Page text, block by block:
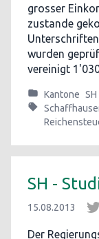
grosser
zustande
wurden
vereinigt
Kantone SH
SH -
15.08.2013
Der